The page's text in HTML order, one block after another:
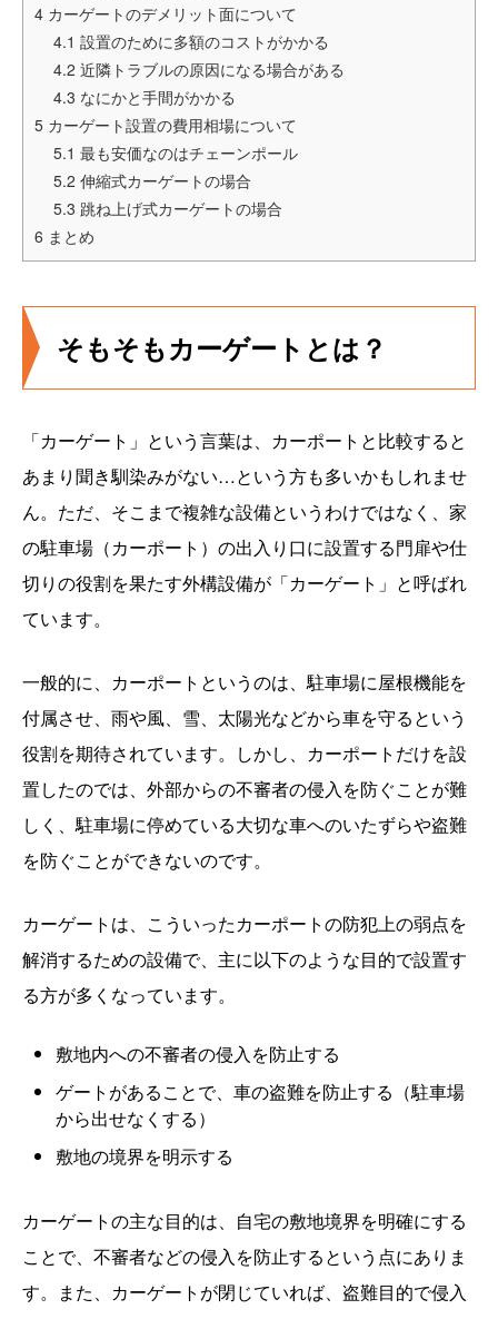
4 カーゲートのデメリット面について
4.1 設置のために多額のコストがかかる
4.2 近隣トラブルの原因になる場合がある
4.3 なにかと手間がかかる
5 カーゲート設置の費用相場について
5.1 最も安価なのはチェーンポール
5.2 伸縮式カーゲートの場合
5.3 跳ね上げ式カーゲートの場合
6 まとめ
そもそもカーゲートとは？
「カーゲート」という言葉は、カーポートと比較すると
あまり聞き馴染みがない…という方も多いかもしれませ
ん。ただ、そこまで複雑な設備というわけではなく、家
の駐車場（カーポート）の出入り口に設置する門扉や仕
切りの役割を果たす外構設備が「カーゲート」と呼ばれ
ています。
一般的に、カーポートというのは、駐車場に屋根機能を
付属させ、雨や風、雪、太陽光などから車を守るという
役割を期待されています。しかし、カーポートだけを設
置したのでは、外部からの不審者の侵入を防ぐことが難
しく、駐車場に停めている大切な車へのいたずらや盗難
を防ぐことができないのです。
カーゲートは、こういったカーポートの防犯上の弱点を
解消するための設備で、主に以下のような目的で設置す
る方が多くなっています。
敷地内への不審者の侵入を防止する
ゲートがあることで、車の盗難を防止する（駐車場
から出せなくする）
敷地の境界を明示する
カーゲートの主な目的は、自宅の敷地境界を明確にする
ことで、不審者などの侵入を防止するという点にありま
す。また、カーゲートが閉じていれば、盗難目的で侵入